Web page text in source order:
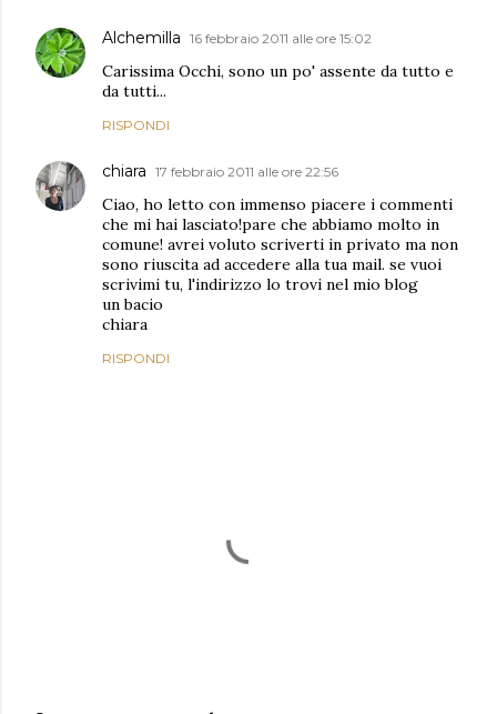
Alchemilla 16 febbraio 2011 alle ore 15:02
Carissima Occhi, sono un po' assente da tutto e
da tutti...
RISPONDI
chiara 17 febbraio 2011 alle ore 22:56
Ciao, ho letto con immenso piacere i commenti
che mi hai lasciato!pare che abbiamo molto in
comune! avrei voluto scriverti in privato ma non
sono riuscita ad accedere alla tua mail. se vuoi
scrivimi tu, l'indirizzo lo trovi nel mio blog
un bacio
chiara
RISPONDI